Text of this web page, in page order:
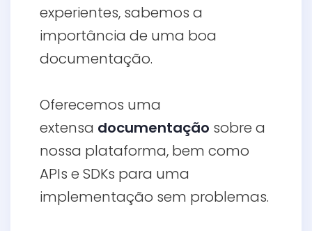
experientes, sabemos a
importância de uma boa
documentação.
Oferecemos uma
extensa documentação sobre a
nossa plataforma, bem como
APIs e SDKs para uma
implementação sem problemas.